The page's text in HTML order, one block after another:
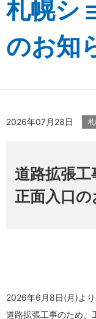
札幌シ
のお知
2026年07月28日
道路拡張
正面入口
2026年6月8日(月)より
道路拡張工事のため、